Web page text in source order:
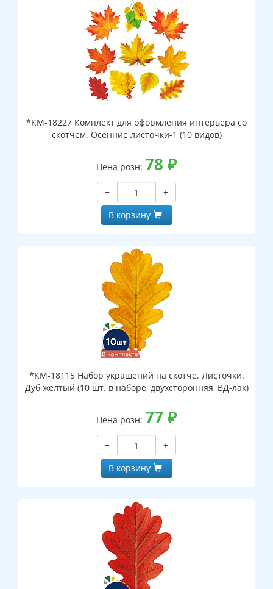
*КМ-18227 Комплект для оформления интерьера со
скотчем. Осенние листочки-1 (10 видов)
Цена розн: 78 ₽
−
+
В корзину
*КМ-18115 Набор украшений на скотче. Листочки.
Дуб желтый (10 шт. в наборе, двухсторонняя, ВД-лак)
Цена розн: 77 ₽
−
+
В корзину